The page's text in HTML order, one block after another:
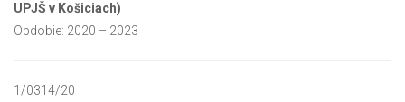
UPJŠ v Košiciach)
Obdobie: 2020 – 2023
1/0314/20